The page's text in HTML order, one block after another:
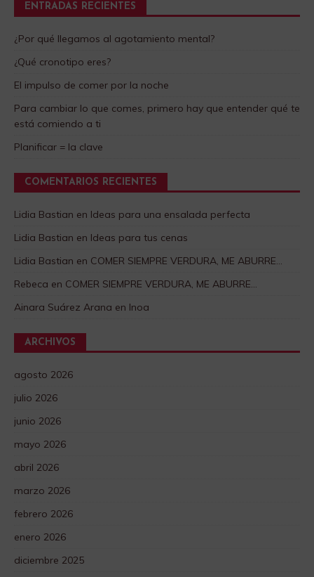
ENTRADAS RECIENTES
¿Por qué llegamos al agotamiento mental?
¿Qué cronotipo eres?
El impulso de comer por la noche
Para cambiar lo que comes, primero hay que entender qué te
está comiendo a ti
Planificar = la clave
COMENTARIOS RECIENTES
Lidia Bastian en Ideas para una ensalada perfecta
Lidia Bastian en Ideas para tus cenas
Lidia Bastian en COMER SIEMPRE VERDURA, ME ABURRE…
Rebeca en COMER SIEMPRE VERDURA, ME ABURRE…
Ainara Suárez Arana en Inoa
ARCHIVOS
agosto 2026
julio 2026
junio 2026
mayo 2026
abril 2026
marzo 2026
febrero 2026
enero 2026
diciembre 2025